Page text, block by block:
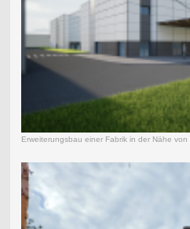
Erweiterungsbau einer Fabrik in der Nähe